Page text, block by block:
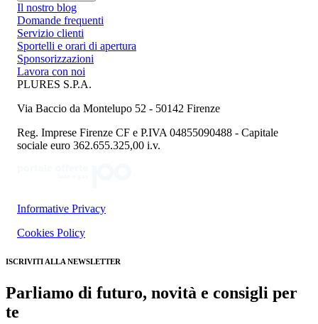
Il nostro blog
Domande frequenti
Servizio clienti
Sportelli e orari di apertura
Sponsorizzazioni
Lavora con noi
PLURES S.P.A.
Via Baccio da Montelupo 52 - 50142 Firenze
Reg. Imprese Firenze CF e P.IVA 04855090488 - Capitale
sociale euro 362.655.325,00 i.v.
Informative Privacy
Cookies Policy
ISCRIVITI ALLA NEWSLETTER
Parliamo di futuro, novità e consigli per
te